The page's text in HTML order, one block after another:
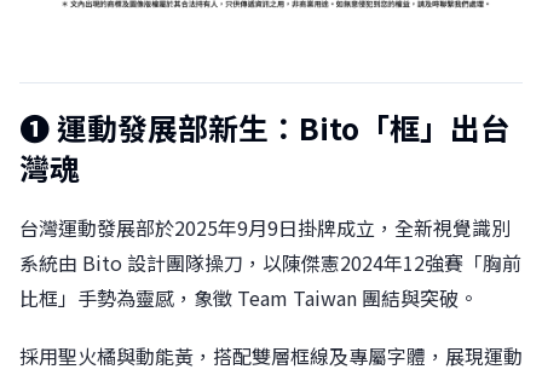
❶運動發展部新生：Bito「框」出台
灣魂
台灣運動發展部於2025年9月9日掛牌成立，全新視覺識別
系統由 Bito 設計團隊操刀，以陳傑憲2024年12強賽「胸前
比框」手勢為靈感，象徵 Team Taiwan 團結與突破。
採用聖火橘與動能黃，搭配雙層框線及專屬字體，展現運動